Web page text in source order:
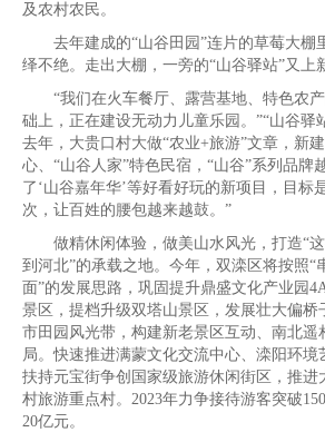
及农村农民。
去年建成的“山谷田园”连片的草莓大棚
绎不绝。走出大棚，一旁的“山谷驿站”又上
“我们在火车餐厅、露营基地、特色农产
础上，正在建设无动力儿童乐园。”“山谷驿
去年，大贵口村大做“农业+旅游”文章，新
心、“山谷人家”特色民宿，“山谷”系列品牌
了‘山谷嘉年华’等好看好玩的新项目，目标
次，让百姓的腰包越来越鼓。”
做精休闲体验，做美山水风光，打造“这
到河北”的承载之地。今年，双滦区将按照“
面”的发展思路，巩固提升鼎盛文化产业园
景区，提档升级双塔山景区，发展壮大偏桥
市田园风光带，构建新老景区互动、南北遥
局。快速推进满蒙文化交流中心、滦阳环境
扶持元宝街争创国家级旅游休闲街区，推进
村旅游重点村。2023年力争接待游客突破
20亿元。